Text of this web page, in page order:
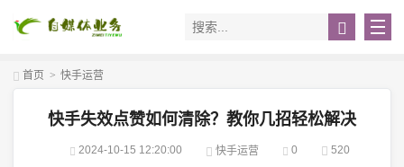
首页 > 快手运营
快手失效点赞如何清除？教你几招轻松解决
2024-10-15 12:20:00 快手运营 0 520